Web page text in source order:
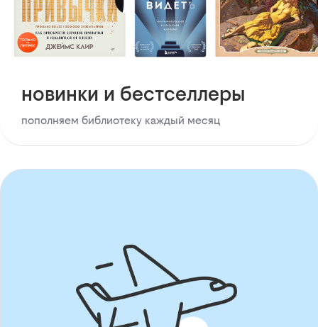
новинки и бестселлеры
пополняем библиотеку каждый месяц